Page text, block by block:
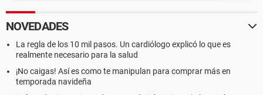
NOVEDADES
La regla de los 10 mil pasos. Un cardiólogo explicó lo que es
realmente necesario para la salud
¡No caigas! Así es como te manipulan para comprar más en
temporada navideña